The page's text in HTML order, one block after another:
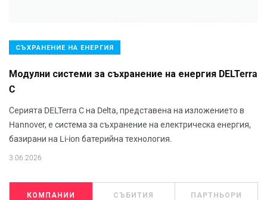
СЪХРАНЕНИЕ НА ЕНЕРГИЯ
Модулни системи за съхранение на енергия DELTerra
C
Серията DELTerra C на Delta, представена на изложението в
Hannover, е система за съхранение на електрическа енергия,
базирани на Li-ion батерийна технология.
3.06.2026
КОМПАНИИ СЪБИТИЯ ПАРТНЬОРИ